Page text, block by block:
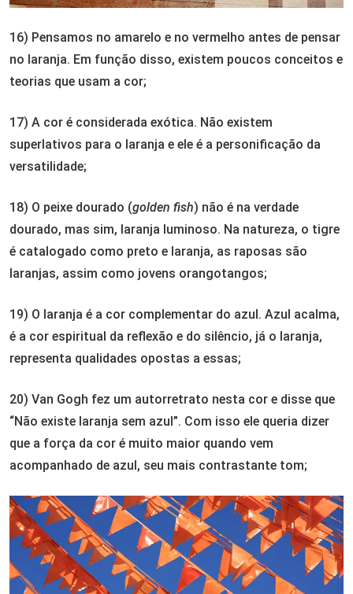
16) Pensamos no amarelo e no vermelho antes de pensar
no laranja. Em função disso, existem poucos conceitos e
teorias que usam a cor;
17) A cor é considerada exótica. Não existem
superlativos para o laranja e ele é a personificação da
versatilidade;
18) O peixe dourado (golden fish) não é na verdade
dourado, mas sim, laranja luminoso. Na natureza, o tigre
é catalogado como preto e laranja, as raposas são
laranjas, assim como jovens orangotangos;
19) O laranja é a cor complementar do azul. Azul acalma,
é a cor espiritual da reflexão e do silêncio, já o laranja,
representa qualidades opostas a essas;
20) Van Gogh fez um autorretrato nesta cor e disse que
“Não existe laranja sem azul”. Com isso ele queria dizer
que a força da cor é muito maior quando vem
acompanhado de azul, seu mais contrastante tom;